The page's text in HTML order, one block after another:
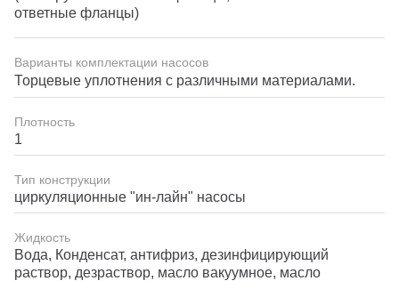
ответные фланцы)
Варианты комплектации насосов
Торцевые уплотнения с различными материалами.
Плотность
1
Тип конструкции
циркуляционные "ин-лайн" насосы
Жидкость
Вода, Конденсат, антифриз, дезинфицирующий
раствор, дезраствор, масло вакуумное, масло